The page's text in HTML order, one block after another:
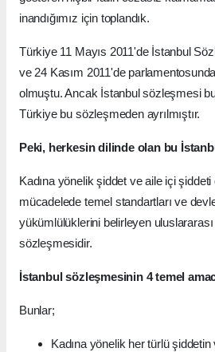
inandığımız için toplandık.
Türkiye 11 Mayıs 2011'de İstanbul
ve 24 Kasım 2011'de
olmuştu. Ancak İstanbul sözleşmesi
Türkiye bu sözleşmeden ayrılmıştır.
Peki, herkesin dilinde olan bu
Kadına yönelik şiddet ve aile içi
mücadelede temel standartları ve
yükümlülüklerini belirleyen uluslararası
sözleşmesidir.
İstanbul sözleşmesinin 4 temel
Bunlar;
Kadına yönelik her türlü